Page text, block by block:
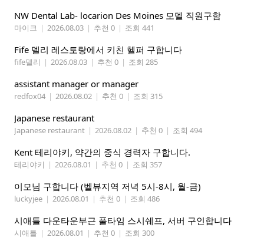
NW Dental Lab- locarion Des Moines 모델 직원구함
마이크 | 2026.08.03 | 추천 0 | 조회 441
Fife 델리 레스토랑에서 키친 헬퍼 구합니다
fife델리 | 2026.08.03 | 추천 0 | 조회 285
assistant manager or manager
redfox04 | 2026.08.02 | 추천 0 | 조회 315
Japanese restaurant
Japanese restaurant | 2026.08.02 | 추천 0 | 조회 494
Kent 테리야키, 약간의 중식 경력자 구합니다.
테리야키 | 2026.08.01 | 추천 0 | 조회 357
이모님 구합니다 (벨뷰지역 저녁 5시-8시, 월-금)
luckyjee | 2026.08.01 | 추천 0 | 조회 486
시애틀 다운타운부근 풀타임 스시쉐프, 서버 구인합니다
시애틀 | 2026.08.01 | 추천 0 | 조회 300